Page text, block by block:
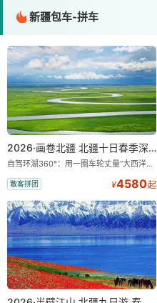
新疆包车-拼车
2026·画卷北疆 北疆十日春季深度游 小车拼车、纯玩无购物！
自驾环湖360°：用一圈车轮丈量“大西洋最后一滴眼泪”的极致蔚蓝。 赛湖旅拍：甄选多款风格服饰，9张精修美照，定格赛里木湖绝美瞬间。 赛湖坦克300跟车视频：专业摄影师拍摄带剪辑，一团一条。 佛里斯兰·马背繁花：在花海骑乘著名荷兰马匹佛里斯兰漫步，免费赠送航拍带剪辑视频。 探秘古道：自驾孟克特古道穿越乌孙西迁的历史长廊，在秘境天路上与雪山、冰川、温泉深情相遇。 禾木旅拍：定格童话木屋时光，在“神的自留地”禾木村漫步，让白桦林、原木小屋与晨雾炊烟成为你的背景板。
散客拼团 ¥4580起